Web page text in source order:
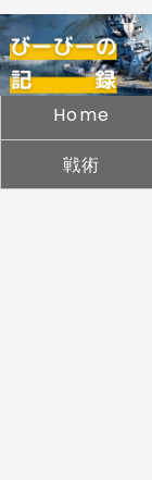
Home
戦術